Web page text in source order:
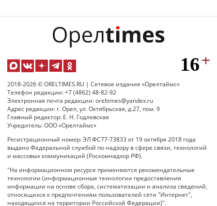
2018-2026 © ORELTIMES.RU | Сетевое издание «Орелтаймс»
Телефон редакции: +7 (4862) 48-82-92
Электронная почта редакции: oreltimes@yandex.ru
Адрес редакции: г. Орел, ул. Октябрьская, д.27, пом. 9
Главный редактор: Е. Н. Годлевская
Учредитель: ООО «Орелтаймс»
Регистрационный номер: ЭЛ ФС77-73833 от 19 октября 2018 года
выдано Федеральной службой по надзору в сфере связи, технологий
и массовых коммуникаций (Роскомнадзор РФ).
"На информационном ресурсе применяются рекомендательные
технологии (информационные технологии предоставления
информации на основе сбора, систематизации и анализа сведений,
относящихся к предпочтениям пользователей сети "Интернет",
находящихся на территории Российской Федерации)".